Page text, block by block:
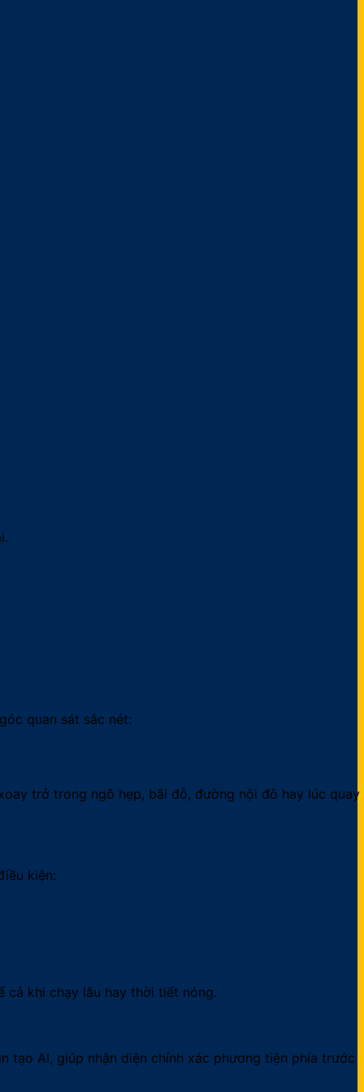
quan sát sắc nét:
trở trong ngõ hẹp, bãi đỗ, đường nội đô hay lúc quay
kiện:
cả khi chạy lâu hay thời tiết nóng.
tạo AI, giúp nhận diện chính xác phương tiện phía trước